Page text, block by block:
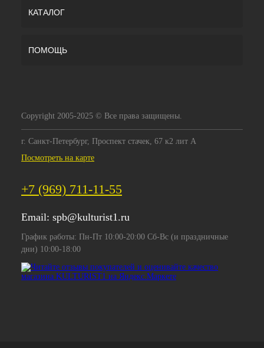
КАТАЛОГ
ПОМОЩЬ
Copyright 2005-2025 © Все права защищены.
г. Санкт-Петербург, Проспект стачек, 67 к2 лит А
Посмотреть на карте
+7 (969) 711-11-55
Email: spb@kulturist1.ru
График работы: Пн-Пт 10:00-20:00 Сб-Вс (и праздничные
дни) 10:00-18:00